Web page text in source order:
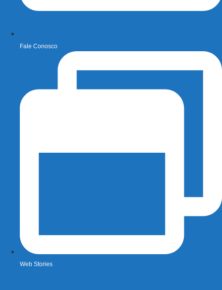
Fale Conosco
Web Stories